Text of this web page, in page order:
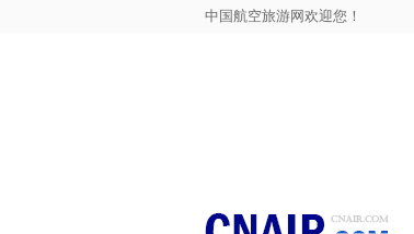
中国航空旅游网欢迎您！